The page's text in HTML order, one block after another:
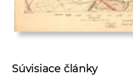
Súvisiace články